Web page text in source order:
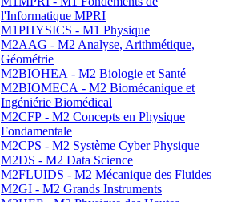
l'Informatique MPRI
M1PHYSICS - M1 Physique
M2AAG - M2 Analyse, Arithmétique,
Géométrie
M2BIOHEA - M2 Biologie et Santé
M2BIOMECA - M2 Biomécanique et
Ingéniérie Biomédical
M2CFP - M2 Concepts en Physique
Fondamentale
M2CPS - M2 Système Cyber Physique
M2DS - M2 Data Science
M2FLUIDS - M2 Mécanique des Fluides
M2GI - M2 Grands Instruments